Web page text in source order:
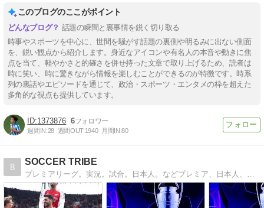
このブログのここがポイント
話題の瞬間と裏事情を鋭く切り取る
時事やスポーツを中心に、世間を騒がす話題の裏側や明るみに出ない側面
を、鋭い観点から紹介します。身近なアイコンや有名人の本音や動きに焦
点を当て、軽やかさと的確さを併せ持った文章で取り上げるため、読者は
時に笑い、時に驚きながら情報を楽しむことができるのが特徴です。時系
列の裏話やエピソードを通じて、政治・スポーツ・エンタメの枠を超えた
多角的な視点も提供しています。
1373876 6
週間IN:28 週間OUT:1940 月間IN:80
8
SOCCER TRIBE
プレミアリーグ。実況。試合。日本人。などプレミア、日本人、試合結果を情報と雑感、まとめ等。